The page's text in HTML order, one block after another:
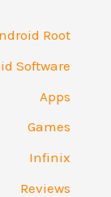
Root
Software
Apps
Games
Infinix
Reviews